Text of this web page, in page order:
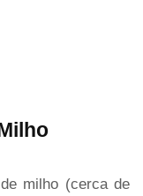
milho (cerca de